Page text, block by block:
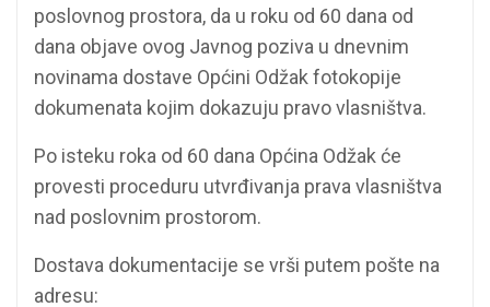
poslovnog prostora, da u roku od 60 dana od
dana objave ovog Javnog poziva u dnevnim
novinama dostave Općini Odžak fotokopije
dokumenata kojim dokazuju pravo vlasništva.
Po isteku roka od 60 dana Općina Odžak će
provesti proceduru utvrđivanja prava vlasništva
nad poslovnim prostorom.
Dostava dokumentacije se vrši putem pošte na
adresu: